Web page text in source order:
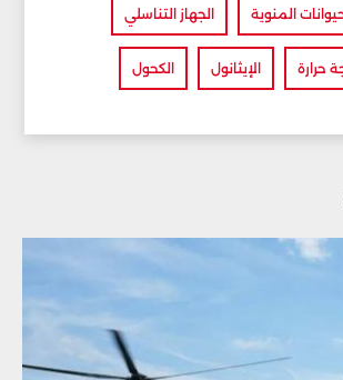
المنوية الجهاز التناسلي
حرارة الإيثانول الكحول